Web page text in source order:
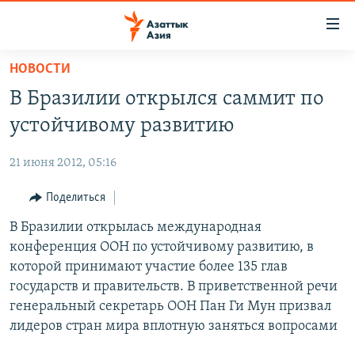
Вернуться
основному
содержанию
Вернутся
навигации
Вернутся
поиску
КАЗАХСТАН
УЗБЕКИСТАН
ТАДЖИКИСТАН
НОВОСТИ
ВОЙНА В УКРАИНЕ
НА ДРУГИХ ЯЗЫКАХ
ҚАЗАҚША
КЫРГЫЗЧА
ЎЗБЕКЧА
ТОҶИКӢ
TÜRKMENÇE
Все сайты РСЕ/РС
НОВОСТИ
В Бразилии открылся саммит по
устойчивому развитию
21 июня 2012, 05:16
Поделиться
В Бразилии открылась международная
конференция ООН по устойчивому развитию, в
которой принимают участие более 135 глав
государств и правительств. В приветственной речи
генеральный секретарь ООН Пан Ги Мун призвал
лидеров стран мира вплотную заняться вопросами